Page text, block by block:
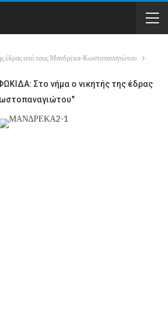
έδρας από τους Μανδρέκα-Κωστοπαναγιώτου
Στο νήμα ο νικητής της έδρας